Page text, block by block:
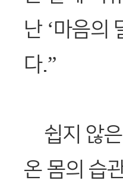
난 ‘마음의
다.”
쉽지 않은
온 몸의 습